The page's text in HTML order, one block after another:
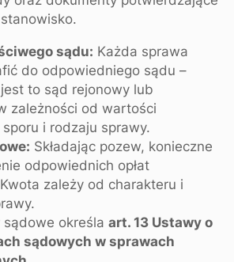
sądu: Każda sprawa
do odpowiedniego sądu –
to sąd rejonowy lub
zależności od wartości
i rodzaju sprawy.
Składając pozew, konieczne
odpowiednich opłat
zależy od charakteru i
sądowe określa art. 13 Ustawy o
sądowych w sprawach